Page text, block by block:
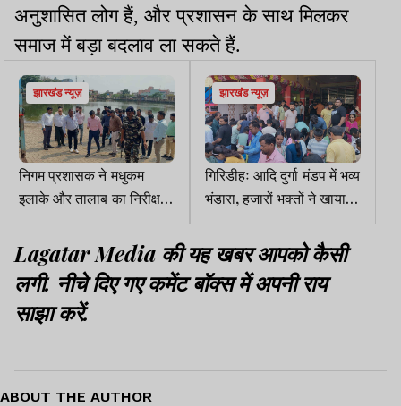
अनुशासित लोग हैं, और प्रशासन के साथ मिलकर
समाज में बड़ा बदलाव ला सकते हैं.
झारखंड न्यूज़
निगम प्रशासक ने मधुकम
इलाके और तालाब का निरीक्षण
किया, नया मास्टर प्लान बनाने
का निर्देश
झारखंड न्यूज़
गिरिडीहः आदि दुर्गा मंडप में भव्य
भंडारा, हजारों भक्तों ने खाया
प्रसाद
Lagatar Media की यह खबर आपको कैसी
लगी. नीचे दिए गए कमेंट बॉक्स में अपनी राय
साझा करें.
ABOUT THE AUTHOR